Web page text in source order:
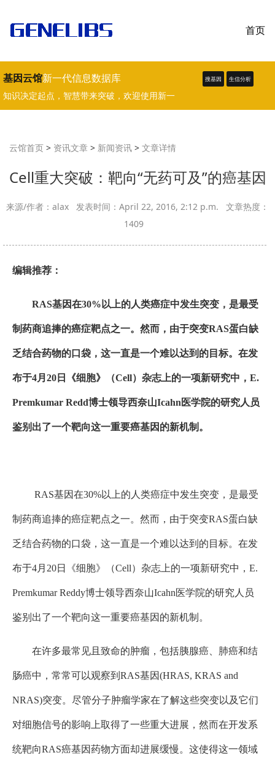
首页
基因云馆新一代信息数据库
知识决定起点，智慧带来突破，欢迎使用新一
代生物学、医学数据库。
搜基因 生信分析
云馆首页 > 资讯文章 > 新闻资讯 > 文章详情
Cell重大突破：靶向“无药可及”的癌基因
来源/作者：alax 发表时间：April 22, 2016, 2:12 p.m. 文章热度：
1409
编辑推荐：
RAS基因在30%以上的人类癌症中发生突变，是最受
制药商追捧的癌症靶点之一。然而，由于突变RAS蛋白缺
乏结合药物的口袋，这一直是一个难以达到的目标。在发
布于4月20日《细胞》（Cell）杂志上的一项新研究中，E.
Premkumar Redd博士领导西奈山Icahn医学院的研究人员
鉴别出了一个靶向这一重要癌基因的新机制。
RAS基因在30%以上的人类癌症中发生突变，是最受
制药商追捧的癌症靶点之一。然而，由于突变RAS蛋白缺
乏结合药物的口袋，这一直是一个难以达到的目标。在发
布于4月20日《细胞》（Cell）杂志上的一项新研究中，E.
Premkumar Reddy博士领导西奈山Icahn医学院的研究人员
鉴别出了一个靶向这一重要癌基因的新机制。
在许多最常见且致命的肿瘤，包括胰腺癌、肺癌和结
肠癌中，常常可以观察到RAS基因(HRAS, KRAS and
NRAS)突变。尽管分子肿瘤学家在了解这些突变以及它们
对细胞信号的影响上取得了一些重大进展，然而在开发系
统靶向RAS癌基因药物方面却进展缓慢。这使得这一领域